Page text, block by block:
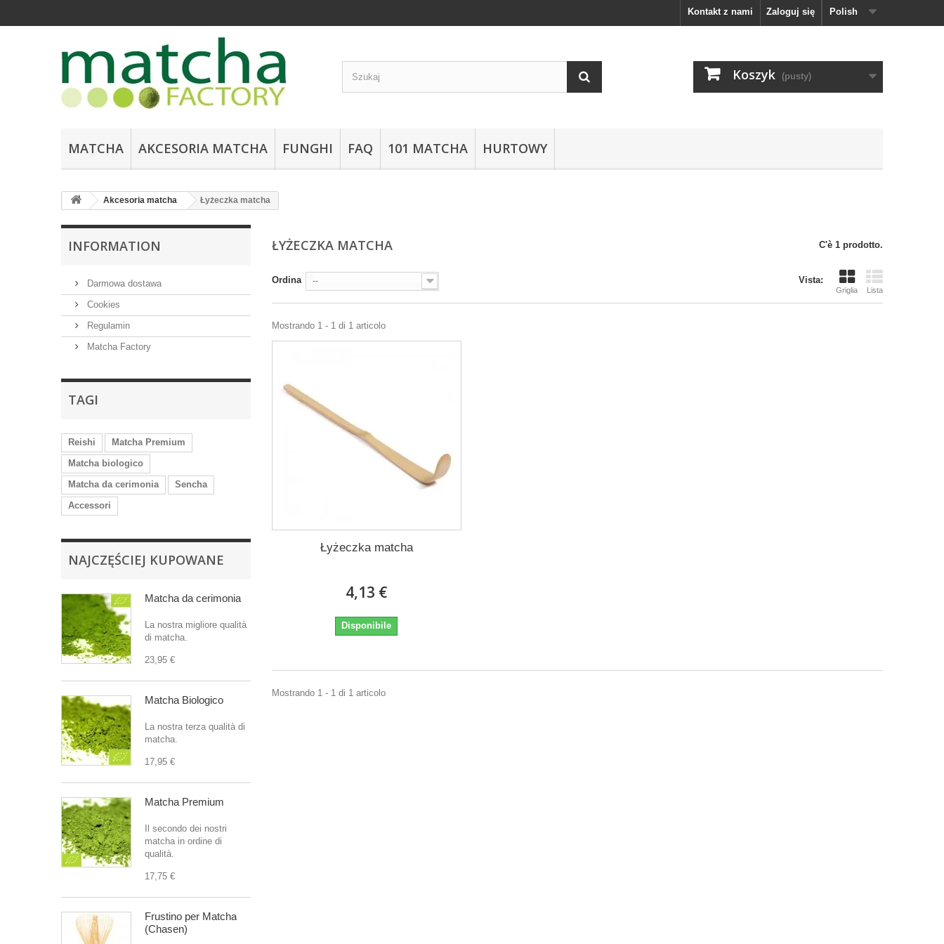
Polish
Zaloguj się
Kontakt z nami
Koszyk (pusty)
MATCHA AKCESORIA MATCHA FUNGHI FAQ 101 MATCHA HURTOWY
Akcesoria matcha Łyżeczka matcha
INFORMATION
Darmowa dostawa
Cookies
Regulamin
Matcha Factory
TAGI
Reishi
Matcha Premium
Matcha biologico
Matcha da cerimonia
Sencha
Accessori
NAJCZĘŚCIEJ KUPOWANE
Matcha da cerimonia
La nostra migliore qualità
di matcha.
23,95 €
Matcha Biologico
La nostra terza qualità di
matcha.
17,95 €
Matcha Premium
Il secondo dei nostri
matcha in ordine di
qualità.
17,75 €
Frustino per Matcha
(Chasen)
ŁYŻECZKA MATCHA C'è 1 prodotto.
Vista:
Griglia Lista
Ordina --
Mostrando 1 - 1 di 1 articolo
Łyżeczka matcha
4,13 €
Disponibile
Mostrando 1 - 1 di 1 articolo